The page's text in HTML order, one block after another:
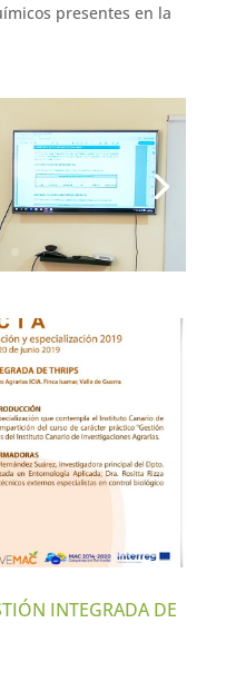
presentes en la
INTEGRADA DE